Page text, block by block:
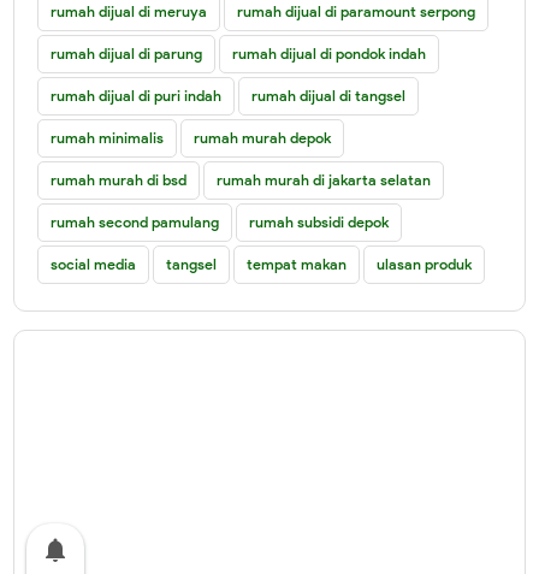
rumah dijual di meruya rumah dijual di paramount serpong
rumah dijual di parung rumah dijual di pondok indah
rumah dijual di puri indah rumah dijual di tangsel
rumah minimalis rumah murah depok
rumah murah di bsd rumah murah di jakarta selatan
rumah second pamulang rumah subsidi depok
social media tangsel tempat makan ulasan produk
notifications